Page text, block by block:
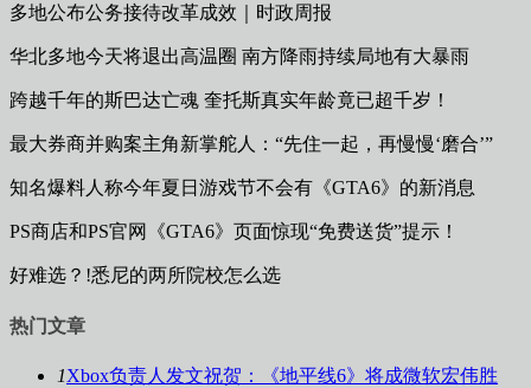
多地公布公务接待改革成效｜时政周报
华北多地今天将退出高温圈 南方降雨持续局地有大暴雨
跨越千年的斯巴达亡魂 奎托斯真实年龄竟已超千岁！
最大券商并购案主角新掌舵人：“先住一起，再慢慢‘磨合’”
知名爆料人称今年夏日游戏节不会有《GTA6》的新消息
PS商店和PS官网《GTA6》页面惊现“免费送货”提示！
好难选？!悉尼的两所院校怎么选
热门文章
1Xbox负责人发文祝贺：《地平线6》将成微软宏伟胜